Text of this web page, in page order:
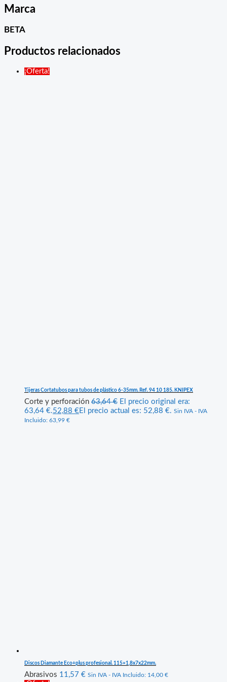
Marca
BETA
Productos relacionados
¡Oferta!
Tijeras Cortatubos para tubos de plástico 6-35mm. Ref. 94 10 185. KNIPEX
Corte y perforación 63,64€ El precio original era:
63,64 €.52,88 €El precio actual es: 52,88 €. Sin IVA - IVA
Incluido: 63,99 €
Discos Diamante Eco+plus profesional. 115×1,8x7x22mm.
Abrasivos 11,57 € Sin IVA - IVA Incluido: 14,00 €